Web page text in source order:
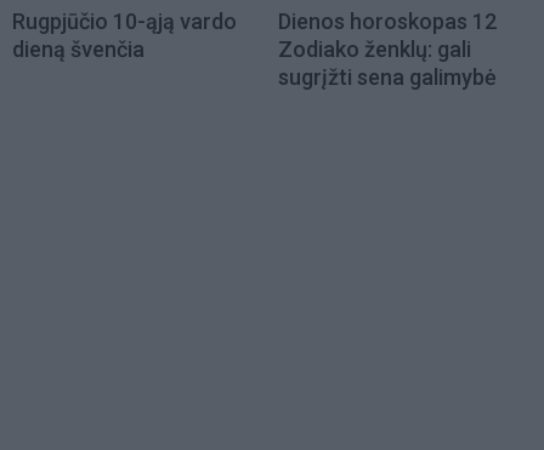
Rugpjūčio 10-ąją vardo
dieną švenčia
Dienos horoskopas 12
Zodiako ženklų: gali
sugrįžti sena galimybė